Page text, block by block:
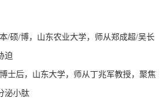
/硕/博，山东农业大学，师从郑成超/吴长
迫
士后，山东大学，师从丁兆军教授，聚焦
泌小肽